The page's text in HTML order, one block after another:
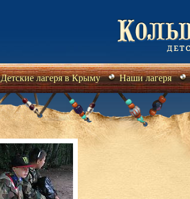
Детские лагеря в Крыму Наши лагеря